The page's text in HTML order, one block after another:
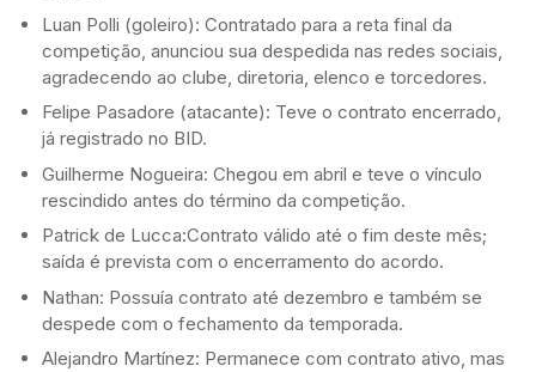
Luan Polli (goleiro): Contratado para a reta final da
competição, anunciou sua despedida nas redes sociais,
agradecendo ao clube, diretoria, elenco e torcedores.
Felipe Pasadore (atacante): Teve o contrato encerrado,
já registrado no BID.
Guilherme Nogueira: Chegou em abril e teve o vínculo
rescindido antes do término da competição.
Patrick de Lucca:Contrato válido até o fim deste mês;
saída é prevista com o encerramento do acordo.
Nathan: Possuía contrato até dezembro e também se
despede com o fechamento da temporada.
Alejandro Martínez: Permanece com contrato ativo, mas